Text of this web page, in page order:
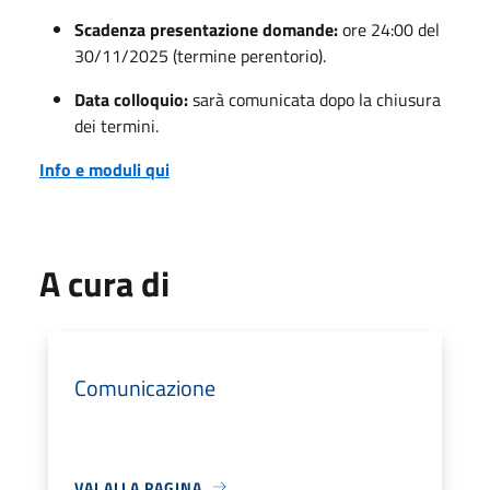
Scadenza presentazione domande:ore 24:00 del
30/11/2025 (termine perentorio).
Data colloquio:sarà comunicata dopo la chiusura
dei termini.
Info e moduli qui
A cura di
Comunicazione